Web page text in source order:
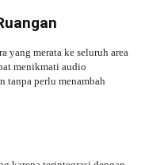
yang merata ke seluruh area
menikmati audio
tanpa perlu menambah